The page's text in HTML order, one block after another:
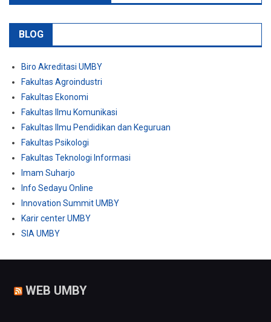
BLOG
Biro Akreditasi UMBY
Fakultas Agroindustri
Fakultas Ekonomi
Fakultas Ilmu Komunikasi
Fakultas Ilmu Pendidikan dan Keguruan
Fakultas Psikologi
Fakultas Teknologi Informasi
Imam Suharjo
Info Sedayu Online
Innovation Summit UMBY
Karir center UMBY
SIA UMBY
WEB UMBY